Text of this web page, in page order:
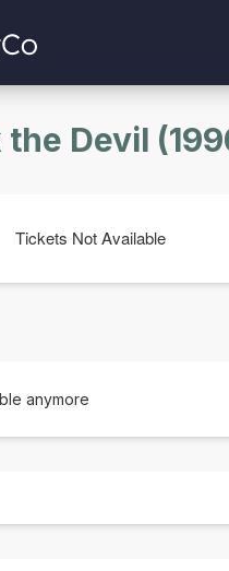
the Devil
Tickets Not Available
anymore